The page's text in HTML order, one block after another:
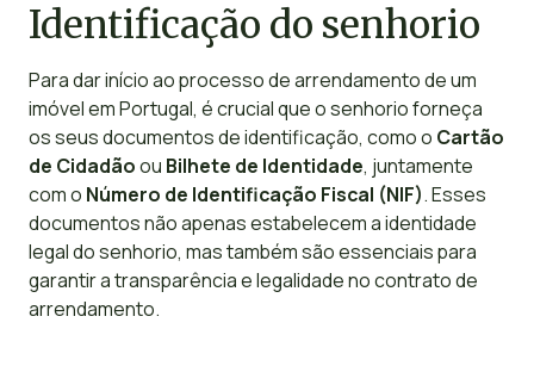
Identificação do senhorio
Para dar início ao processo de arrendamento de um
imóvel em Portugal, é crucial que o senhorio forneça
os seus documentos de identificação, como o Cartão
de Cidadãoou Bilhete de Identidade, juntamente
com o Número de Identificação Fiscal (NIF). Esses
documentos não apenas estabelecem a identidade
legal do senhorio, mas também são essenciais para
garantir a transparência e legalidade no contrato de
arrendamento.